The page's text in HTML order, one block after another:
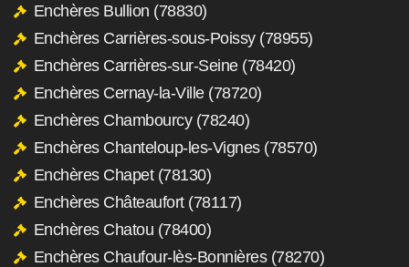
Enchères Bullion (78830)
Enchères Carrières-sous-Poissy (78955)
Enchères Carrières-sur-Seine (78420)
Enchères Cernay-la-Ville (78720)
Enchères Chambourcy (78240)
Enchères Chanteloup-les-Vignes (78570)
Enchères Chapet (78130)
Enchères Châteaufort (78117)
Enchères Chatou (78400)
Enchères Chaufour-lès-Bonnières (78270)